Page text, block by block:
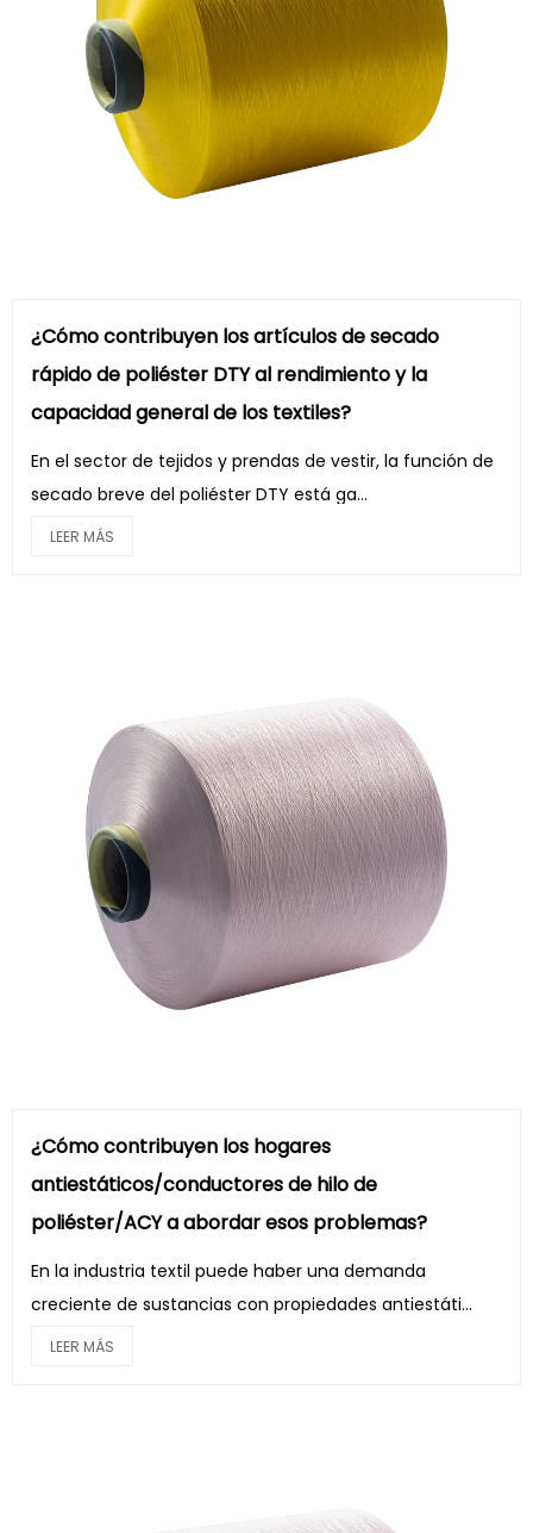
¿Cómo contribuyen los artículos de secado
rápido de poliéster DTY al rendimiento y la
capacidad general de los textiles?
En el sector de tejidos y prendas de vestir, la función de
secado breve del poliéster DTY está ga...
LEER MÁS
¿Cómo contribuyen los hogares
antiestáticos/conductores de hilo de
poliéster/ACY a abordar esos problemas?
En la industria textil puede haber una demanda
creciente de sustancias con propiedades antiestáti...
LEER MÁS